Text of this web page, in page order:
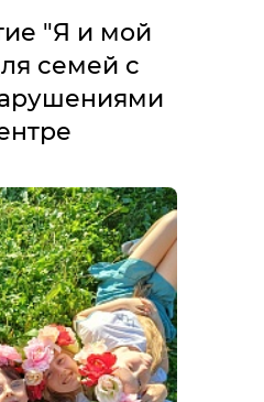
"Я и мой
семей с